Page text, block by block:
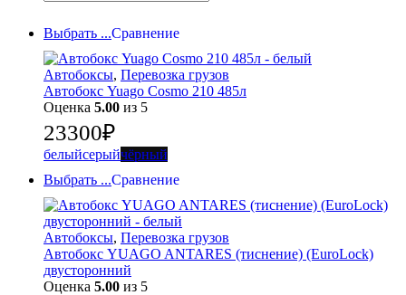
Выбрать ...Сравнение
Автобоксы, Перевозка грузов
Автобокс Yuago Cosmo 210 485л
Оценка 5.00 из 5
23300₽
белыйсерыйчёрный
Выбрать ...Сравнение
Автобоксы, Перевозка грузов
Автобокс YUAGO ANTARES (тиснение) (EuroLock)
двусторонний
Оценка 5.00 из 5